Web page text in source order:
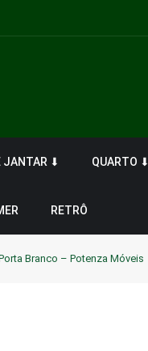
JANTAR ⬇ QUARTO ⬇
RETRÔ
Branco – Potenza Móveis